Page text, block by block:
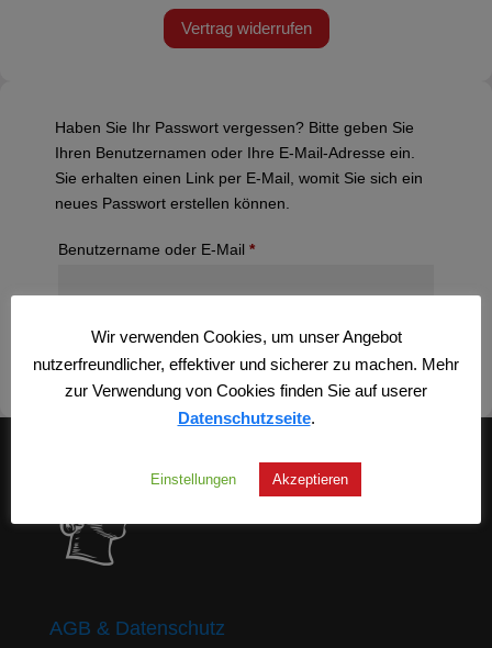
Vertrag widerrufen
Haben Sie Ihr Passwort vergessen? Bitte geben Sie
Ihren Benutzernamen oder Ihre E-Mail-Adresse ein.
Sie erhalten einen Link per E-Mail, womit Sie sich ein
neues Passwort erstellen können.
Benutzername oder E-Mail *erforderlich
Passwort zurücksetzen
AGB & Datenschutz
Wir verwenden Cookies, um unser Angebot
nutzerfreundlicher, effektiver und sicherer zu machen. Mehr
zur Verwendung von Cookies finden Sie auf userer
Datenschutzseite.
Einstellungen Akzeptieren